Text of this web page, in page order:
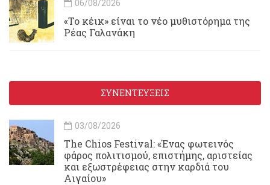
06/08/2026
«Το κέικ» είναι το νέο μυθιστόρημα της
Ρέας Γαλανάκη
ΣΥΝΕΝΤΕΥΞΕΙΣ
03/08/2026
Τhe Chios Festival: «Ένας φωτεινός
φάρος πολιτισμού, επιστήμης, αριστείας
και εξωστρέφειας στην καρδιά του
Αιγαίου»